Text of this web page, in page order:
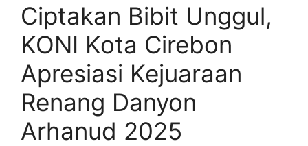
Ciptakan Bibit Unggul,
KONI Kota Cirebon
Apresiasi Kejuaraan
Renang Danyon
Arhanud 2025